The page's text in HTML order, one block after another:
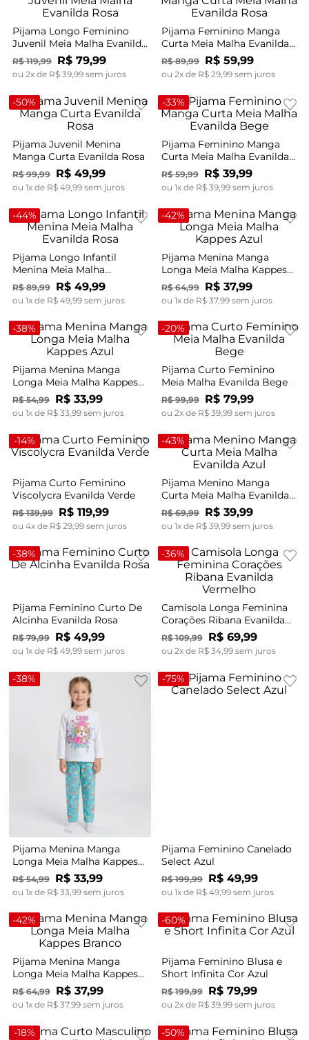
Pijama Longo Feminino
Juvenil Meia Malha Evanilda
Rosa
R$ 119,99 R$ 79,99
ou 2x de R$ 39,99sem juros
Pijama Feminino Manga
Curta Meia Malha Evanilda
Rosa
R$ 89,99 R$ 59,99
ou 2x de R$ 29,99sem juros
-50%
Pijama Juvenil Menina
Manga Curta Evanilda Rosa
R$ 99,99 R$ 49,99
ou 1x de R$ 49, 99sem juros
-33%
Pijama Feminino Manga
Curta Meia Malha Evanilda
Bege
R$ 59,99 R$ 39,99
ou 1x de R$ 39, 99sem juros
-44%
Pijama Longo Infantil
Menina Meia Malha
Evanilda Rosa
R$ 89,99 R$ 49,99
ou 1x de R$ 49, 99sem juros
-42%
Pijama Menina Manga
Longa Meia Malha Kappes
Azul
R$ 64,99 R$ 37,99
ou 1x de R$ 37,99sem juros
-38%
Pijama Menina Manga
Longa Meia Malha Kappes
Azul
R$ 54,99 R$ 33,99
ou 1x de R$ 33,99sem juros
-20%
Pijama Curto Feminino
Meia Malha Evanilda Bege
R$ 99,99 R$ 79,99
ou 2x de R$ 39,99sem juros
-14%
Pijama Curto Feminino
Viscolycra Evanilda Verde
R$ 139,99 R$ 119,99
ou 4x de R$ 29, 99sem juros
-43%
Pijama Menino Manga
Curta Meia Malha Evanilda
Azul
R$ 69,99 R$ 39,99
ou 1x de R$ 39, 99sem juros
-38%
Pijama Feminino Curto De
Alcinha Evanilda Rosa
R$ 79,99 R$ 49,99
ou 1x de R$ 49,99sem juros
-36%
Camisola Longa Feminina
Corações Ribana Evanilda
Vermelho
R$ 109,99 R$ 69,99
ou 2x de R$ 34,99sem juros
-38%
Pijama Menina Manga
Longa Meia Malha Kappes
Branco
R$ 54,99 R$ 33,99
ou 1x de R$ 33 99sem juros
-75%
Pijama Feminino Canelado
Select Azul
R$ 199,99 R$ 49,99
ou 1x de R$ 49, 99sem juros
-42%
Pijama Menina Manga
Longa Meia Malha Kappes
Branco
R$ 64,99 R$ 37,99
ou 1x de R$ 37,99sem juros
-60%
Pijama Feminino Blusa e
Short Infinita Cor Azul
R$ 199,99 R$ 79,99
ou 2x de R$ 39,99sem juros
-18% -50%